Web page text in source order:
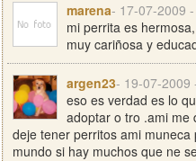
marena- 17-07-2009
mi perrita es
muy cariñosa y
argen23- 19-07-2009
eso es verdad es lo
adoptar o tro .ami me
deje tener perritos ami
mundo si hay muchos que ne